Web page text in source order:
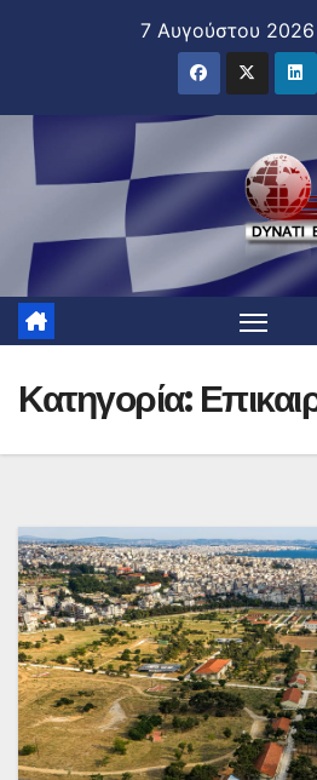
7 Αυγούστου 2026
Κατηγορία: